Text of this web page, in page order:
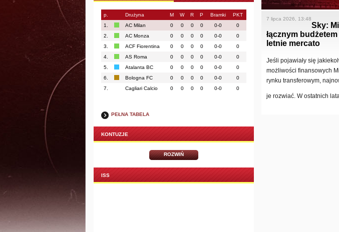
p. Drużyna M W R P Bramki
PKT
1.
AC Milan 0 0 0 0 0-0
0
2.
AC Monza 0 0 0 0 0-0
0
3.
ACF Fiorentina 0 0 0 0 0-0
0
4.
AS Roma 0 0 0 0 0-0
0
5.
Atalanta BC 0 0 0 0 0-0
0
6.
Bologna FC 0 0 0 0 0-0
0
7.
Cagliari Calcio 0 0 0 0 0-0 0
PEŁNA TABELA
KONTUZJE
ROZWIŃ
ISS
7 lipca 2026, 13:48
Sky:
łącznym
letnie mercato
Jeśli pojawiały się
możliwości finansowych
rynku transferowym,
je rozwiać. W ostatnich